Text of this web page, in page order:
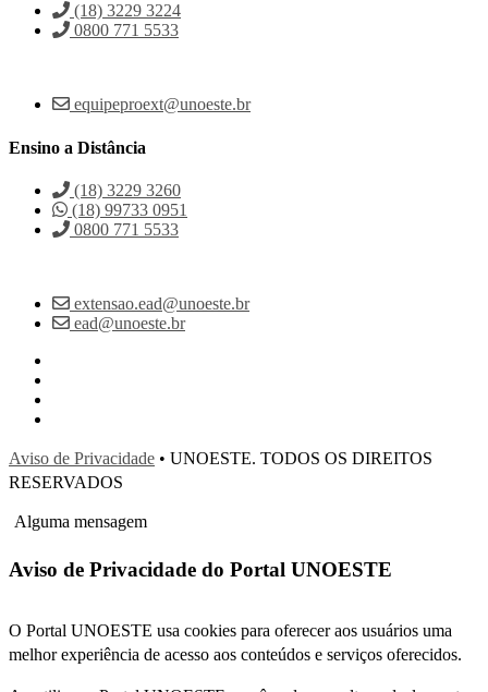
(18) 3229 3224
0800 771 5533
equipeproext@unoeste.br
Ensino a Distância
(18) 3229 3260
(18) 99733 0951
0800 771 5533
extensao.ead@unoeste.br
ead@unoeste.br
Aviso de Privacidade • UNOESTE. TODOS OS DIREITOS
RESERVADOS
Alguma mensagem
Aviso de Privacidade do Portal UNOESTE
O Portal UNOESTE usa cookies para oferecer aos usuários uma
melhor experiência de acesso aos conteúdos e serviços oferecidos.